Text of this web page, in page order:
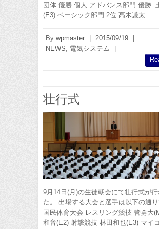
団体 優勝 個人 アドバンス部門 優勝
(E3) ベーシック部門 2位 髙木謙太…
By wpmaster 2015/09/19
NEWS, 電気システム
壮行式
9月14日(月)の生徒朝会にて壮行式が行
た。 出場する大会と選手は以下の通り
国民体育大会 レスリング競技 管勇大
和音(E2) 射撃競技 林田和也(E3) マイ